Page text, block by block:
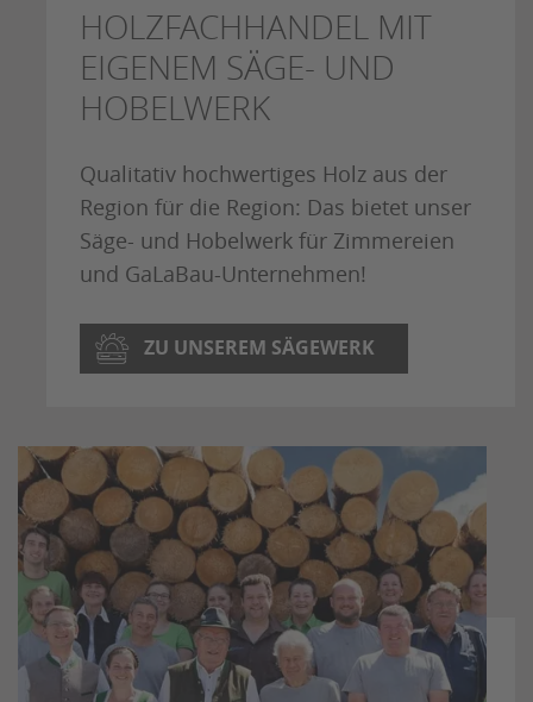
HOLZFACHHANDEL MIT
EIGENEM SÄGE- UND
HOBELWERK
Qualitativ hochwertiges Holz aus der
Region für die Region: Das bietet unser
Säge- und Hobelwerk für Zimmereien
und GaLaBau-Unternehmen!
ZU UNSEREM SÄGEWERK